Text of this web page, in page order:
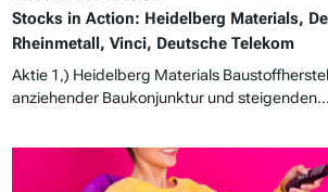
Stocks in Action: Heidelberg Materials,
Rheinmetall, Vinci, Deutsche Telekom
Aktie 1,) Heidelberg Materials
anziehender Baukonjunktur und steigenden...